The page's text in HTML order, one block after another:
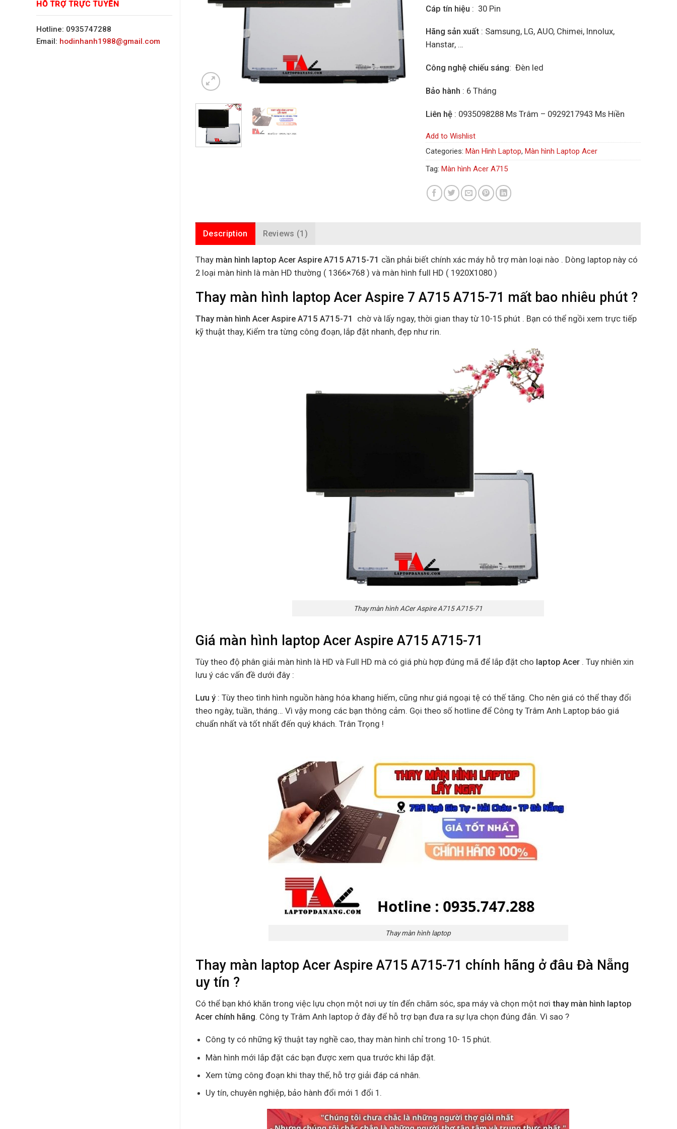
HỖ TRỢ TRỰC TUYẾN
Hotline: 0935747288
Email: hodinhanh1988@gmail.com
Cáp tín hiệu : 30 Pin
Hãng sản xuất : Samsung, LG, AUO, Chimei, Innolux,
Hanstar, …
Công nghệ chiếu sáng: Đèn led
Bảo hành : 6 Tháng
Liên hệ : 0935098288 Ms Trâm – 0929217943 Ms Hiền
Add to Wishlist
Categories: Màn Hình Laptop, Màn hình Laptop Acer
Tag: Màn hình Acer A715
Description Reviews (1)
Thay màn hình laptop Acer Aspire A715 A715-71 cần phải biết chính xác máy hỗ trợ màn loại nào . Dòng laptop này có
2 loại màn hình là màn HD thường ( 1366×768 ) và màn hình full HD ( 1920X1080 )
Thay màn hình laptop Acer Aspire 7 A715 A715-71 mất bao nhiêu phút ?
Thay màn hình Acer Aspire A715 A715-71
chờ và lấy ngay, thời gian thay từ 10-15 phút . Bạn có thể ngồi xem trực tiếp
kỹ thuật thay, Kiểm tra từng công đoạn, lắp đặt nhanh, đẹp như rin.
Thay màn hình ACer Aspire A715 A715-71
Giá màn hình laptop Acer Aspire A715 A715-71
Tùy theo độ phân giải màn hình là HD và Full HD mà có giá phù hợp đúng mã để lắp đặt cho laptop Acer . Tuy nhiên xin
lưu ý các vấn đề dưới đây :
Lưu ý : Tùy theo tình hình nguồn hàng hóa khang hiếm, cũng như giá ngoại tệ có thế tăng. Cho nên giá có thể thay đổi
theo ngày, tuần, tháng… Vì vậy mong các bạn thông cảm. Gọi theo số hotline để Công ty Trâm Anh Laptop báo giá
chuẩn nhất và tốt nhất đến quý khách. Trân Trọng !
Thay màn hình laptop
Thay màn laptop Acer Aspire A715 A715-71 chính hãng ở đâu Đà Nẵng
uy tín ?
Có thể bạn khó khăn trong việc lựu chọn một nơi uy tín đển chăm sóc, spa máy và chọn một nơi thay màn hình laptop
Acer chính hãng. Công ty Trâm Anh laptop ở đây để hỗ trợ bạn đưa ra sự lựa chọn đúng đắn. Vì sao ?
Công ty có những kỹ thuật tay nghề cao, thay màn hình chỉ trong 10- 15 phút.
Màn hình mới lắp đặt các bạn được xem qua trước khi lắp đặt.
Xem từng công đoạn khi thay thế, hỗ trợ giải đáp cá nhân.
Uy tín, chuyên nghiệp, bảo hành đổi mới 1 đổi 1.